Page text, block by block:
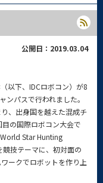
公開日：2019.03.04
以下、IDCロボコン）が8
パスで行われました。
、出身国を越えた混成チ
の国際ロボコン大会で
Star Hunting
技テーマに、初対面の
ークでロボットを作り上